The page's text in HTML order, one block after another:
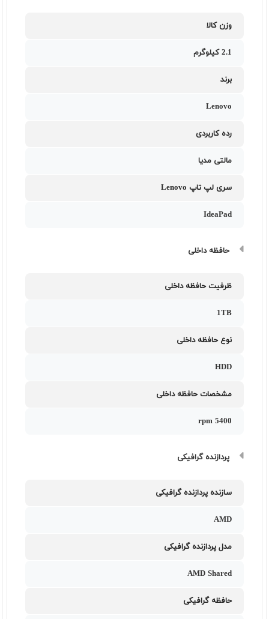
وزن کالا
2.1 کیلوگرم
برند
Lenovo
رده کاربردی
مالتی مدیا
سری لپ تاپ Lenovo
IdeaPad
حافظه داخلی
ظرفیت حافظه داخلی
1TB
نوع حافظه داخلی
HDD
مشخصات حافظه داخلی
5400 rpm
پردازنده گرافیکی
سازنده پردازنده گرافیکی
AMD
مدل پردازنده گرافیکی
AMD Shared
حافظه گرافیکی